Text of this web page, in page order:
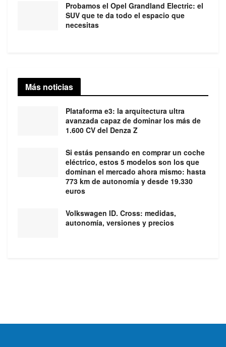
Probamos el Opel Grandland Electric: el
SUV que te da todo el espacio que
necesitas
Más noticias
Plataforma e3: la arquitectura ultra
avanzada capaz de dominar los más de
1.600 CV del Denza Z
Si estás pensando en comprar un coche
eléctrico, estos 5 modelos son los que
dominan el mercado ahora mismo: hasta
773 km de autonomía y desde 19.330
euros
Volkswagen ID. Cross: medidas,
autonomía, versiones y precios